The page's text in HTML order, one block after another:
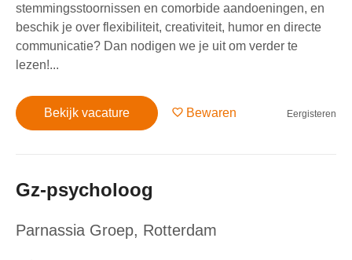
stemmingsstoornissen en comorbide aandoeningen, en
beschik je over flexibiliteit, creativiteit, humor en directe
communicatie? Dan nodigen we je uit om verder te
lezen!...
Bekijk vacature Bewaren Eergisteren
Gz-psycholoog
Parnassia Groep, Rotterdam